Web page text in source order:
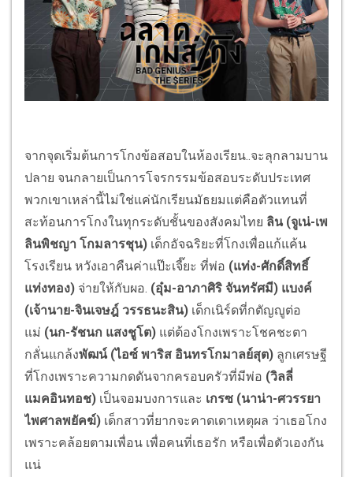
จากจุดเริ่มต้นการโกงข้อสอบในห้องเรียน..จะลุกลามบาน
ปลาย จนกลายเป็นการโจรกรรมข้อสอบระดับประเทศ
พวกเขาเหล่านี้ไม่ใช่แค่นักเรียนมัธยมแต่คือตัวแทนที่
สะท้อนการโกงในทุกระดับชั้นของสังคมไทย ลิน (จูเน่-เพ
ลินพิชญา โกมลารชุน) เด็กอัจฉริยะที่โกงเพื่อแก้แค้น
โรงเรียน หวังเอาคืนค่าแป๊ะเจี๊ยะ ที่พ่อ (แท่ง-ศักดิ์สิทธิ์
แท่งทอง) จ่ายให้กับผอ. (อุ๋ม-อาภาศิริ จันทรัศมี) แบงค์
(เจ้านาย-จินเจษฎ์ วรรธนะสิน) เด็กเนิร์ดที่กตัญญูต่อ
แม่ (นก-รัชนก แสงชูโต) แต่ต้องโกงเพราะโชคชะตา
กลั่นแกล้งพัฒน์ (ไอซ์ พาริส อินทรโกมาลย์สุต) ลูกเศรษฐี
ที่โกงเพราะความกดดันจากครอบครัวที่มีพ่อ (วิลลี่
แมคอินทอช) เป็นจอมบงการและ เกรซ (นาน่า-ศวรรยา
ไพศาลพยัคฆ์) เด็กสาวที่ยากจะคาดเดาเหตุผล ว่าเธอโกง
เพราะคล้อยตามเพื่อน เพื่อคนที่เธอรัก หรือเพื่อตัวเองกัน
แน่